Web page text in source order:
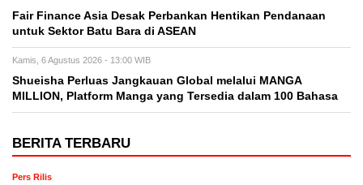
Fair Finance Asia Desak Perbankan Hentikan Pendanaan
untuk Sektor Batu Bara di ASEAN
Kamis, 6 Agustus 2026 - 13:00 WIB
Shueisha Perluas Jangkauan Global melalui MANGA
MILLION, Platform Manga yang Tersedia dalam 100 Bahasa
BERITA TERBARU
Pers Rilis